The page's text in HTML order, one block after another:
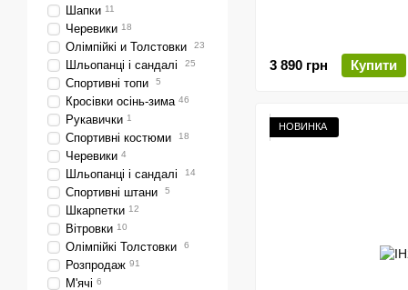
3 890 грн Купити
НОВИНКА
Шапки 11
Черевики 18
Олімпійкі и Толстовки 23
Шльопанці і сандалі 25
Спортивні топи 5
Кросівки осінь-зима 46
Рукавички 1
Спортивні костюми 18
Черевики 4
Шльопанці і сандалі 14
Спортивні штани 5
Шкарпетки 12
Вітровки 10
Олімпійкі Толстовки 6
Розпродаж 91
М'ячі 6